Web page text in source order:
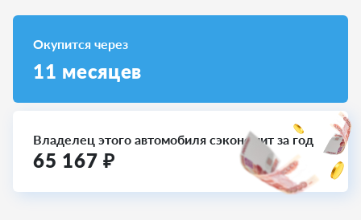
Окупится через
11 месяцев
Владелец этого автомобиля сэкономит за год
65 167 ₽